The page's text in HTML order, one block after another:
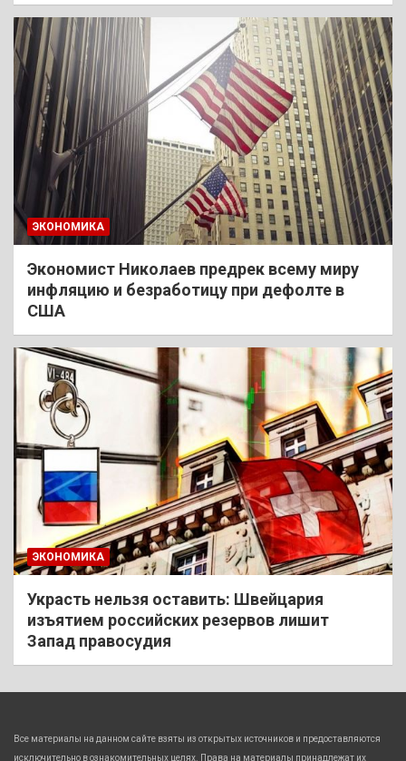
ЭКОНОМИКА
Экономист Николаев предрек всему миру
инфляцию и безработицу при дефолте в
США
ЭКОНОМИКА
Украсть нельзя оставить: Швейцария
изъятием российских резервов лишит
Запад правосудия
Все материалы на данном сайте взяты из открытых источников и предоставляются
исключительно в ознакомительных целях. Права на материалы принадлежат их